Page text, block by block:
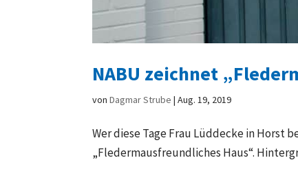
NABU zeichnet
vonDagmar Strube |Aug. 19, 2019
Wer diese Tage Frau Lüddecke in Horst
„Fledermausfreundliches Haus“.